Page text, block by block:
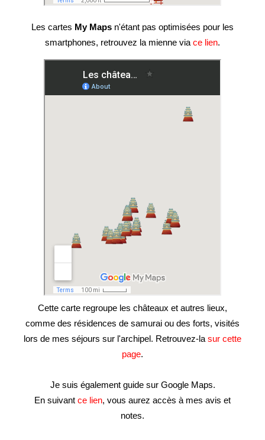
Les cartes My Maps n'étant pas optimisées pour les
smartphones, retrouvez la mienne via ce lien.
Cette carte regroupe les châteaux et autres lieux,
comme des résidences de samurai ou des forts, visités
lors de mes séjours sur l'archipel. Retrouvez-la sur cette
page.
Je suis également guide sur Google Maps.
En suivant ce lien, vous aurez accès à mes avis et
notes.